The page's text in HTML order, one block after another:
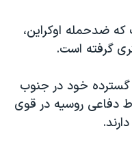
ضدحمله اوکراین،
گسترده خود در جنوب
دفاعی روسیه در قوی